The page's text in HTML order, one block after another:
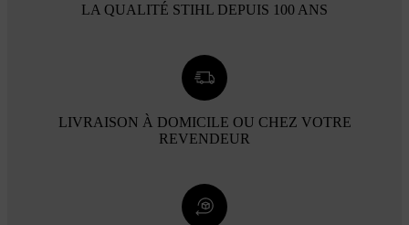
LA QUALITÉ STIHL DEPUIS 100 ANS
LIVRAISON À DOMICILE OU CHEZ VOTRE
REVENDEUR